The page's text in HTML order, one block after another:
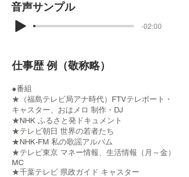
音声サンプル
-02:00
仕事歴 例（敬称略）
●番組
★（福島テレビ局アナ時代）FTVテレポート・
キャスター、おはメロ 制作・DJ
★NHK ふるさと発ドキュメント
★テレビ朝日 世界の若者たち
★NHK-FM 私の歌謡アルバム
★テレビ東京 マネー情報、生活情報（月～金）
MC
★千葉テレビ 県政ガイド キャスター